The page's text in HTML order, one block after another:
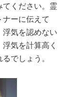
てください。霊
ーに伝えて
浮気を認めない
気を計算高く
でしょう。